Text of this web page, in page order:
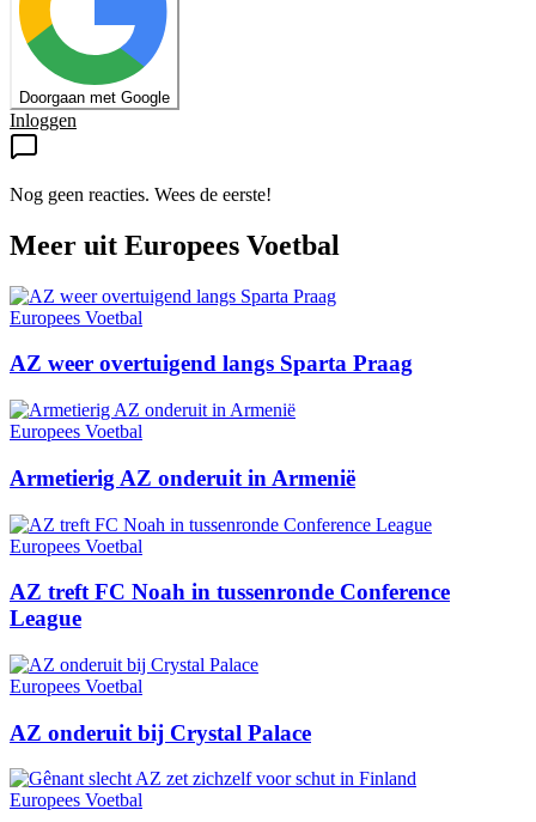
Doorgaan met Google
Inloggen
Nog geen reacties. Wees de eerste!
Meer uit Europees Voetbal
Europees Voetbal
AZ weer overtuigend langs Sparta Praag
Europees Voetbal
Armetierig AZ onderuit in Armenië
Europees Voetbal
AZ treft FC Noah in tussenronde Conference
League
Europees Voetbal
AZ onderuit bij Crystal Palace
Europees Voetbal